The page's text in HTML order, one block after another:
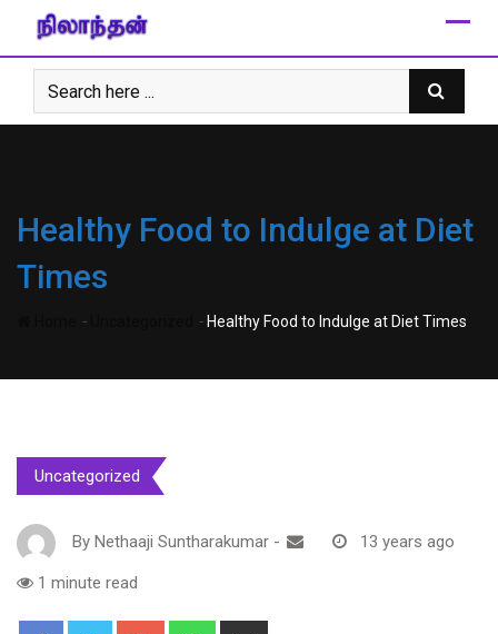
content
Healthy Food to Indulge at Diet
Times
- - Healthy Food to Indulge at Diet Times
Uncategorized
By Nethaaji Suntharakumar - 13 years ago
1 minute read